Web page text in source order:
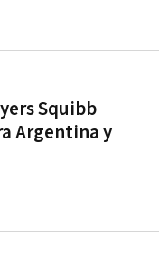
Squibb
Argentina y